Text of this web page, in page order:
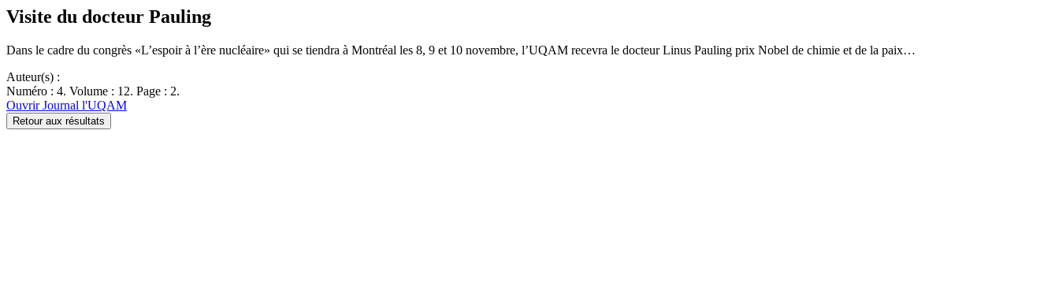
Visite du docteur Pauling
Dans le cadre du congrès «L’espoir à l’ère nucléaire» qui se tiendra à Montréal les 8, 9 et 10 novembre, l’UQAM recevra le docteur Linus Pauling prix Nobel de chimie et de la paix…
Auteur(s) :
Numéro : 4. Volume : 12. Page : 2.
Ouvrir Journal l'UQAM
Retour aux résultats